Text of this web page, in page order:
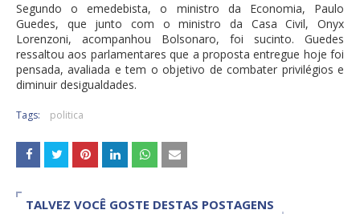
Segundo o emedebista, o ministro da Economia, Paulo
Guedes, que junto com o ministro da Casa Civil, Onyx
Lorenzoni, acompanhou Bolsonaro, foi sucinto. Guedes
ressaltou aos parlamentares que a proposta entregue hoje foi
pensada, avaliada e tem o objetivo de combater privilégios e
diminuir desigualdades.
Tags: politica
TALVEZ VOCÊ GOSTE DESTAS POSTAGENS